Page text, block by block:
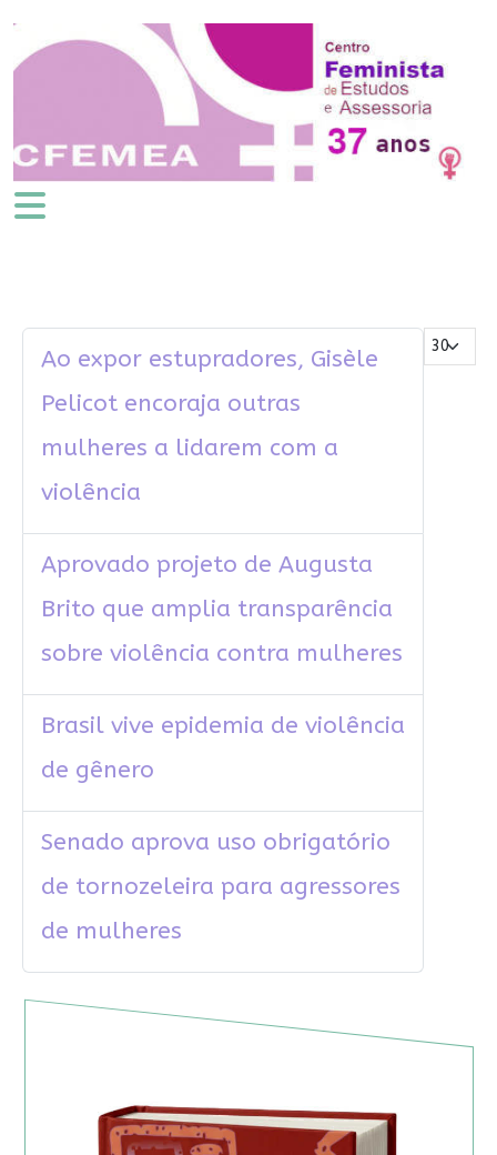
Mostrar #
Ao expor estupradores, Gisèle
Pelicot encoraja outras
mulheres a lidarem com a
violência
Aprovado projeto de Augusta
Brito que amplia transparência
sobre violência contra mulheres
Brasil vive epidemia de violência
de gênero
Senado aprova uso obrigatório
de tornozeleira para agressores
de mulheres